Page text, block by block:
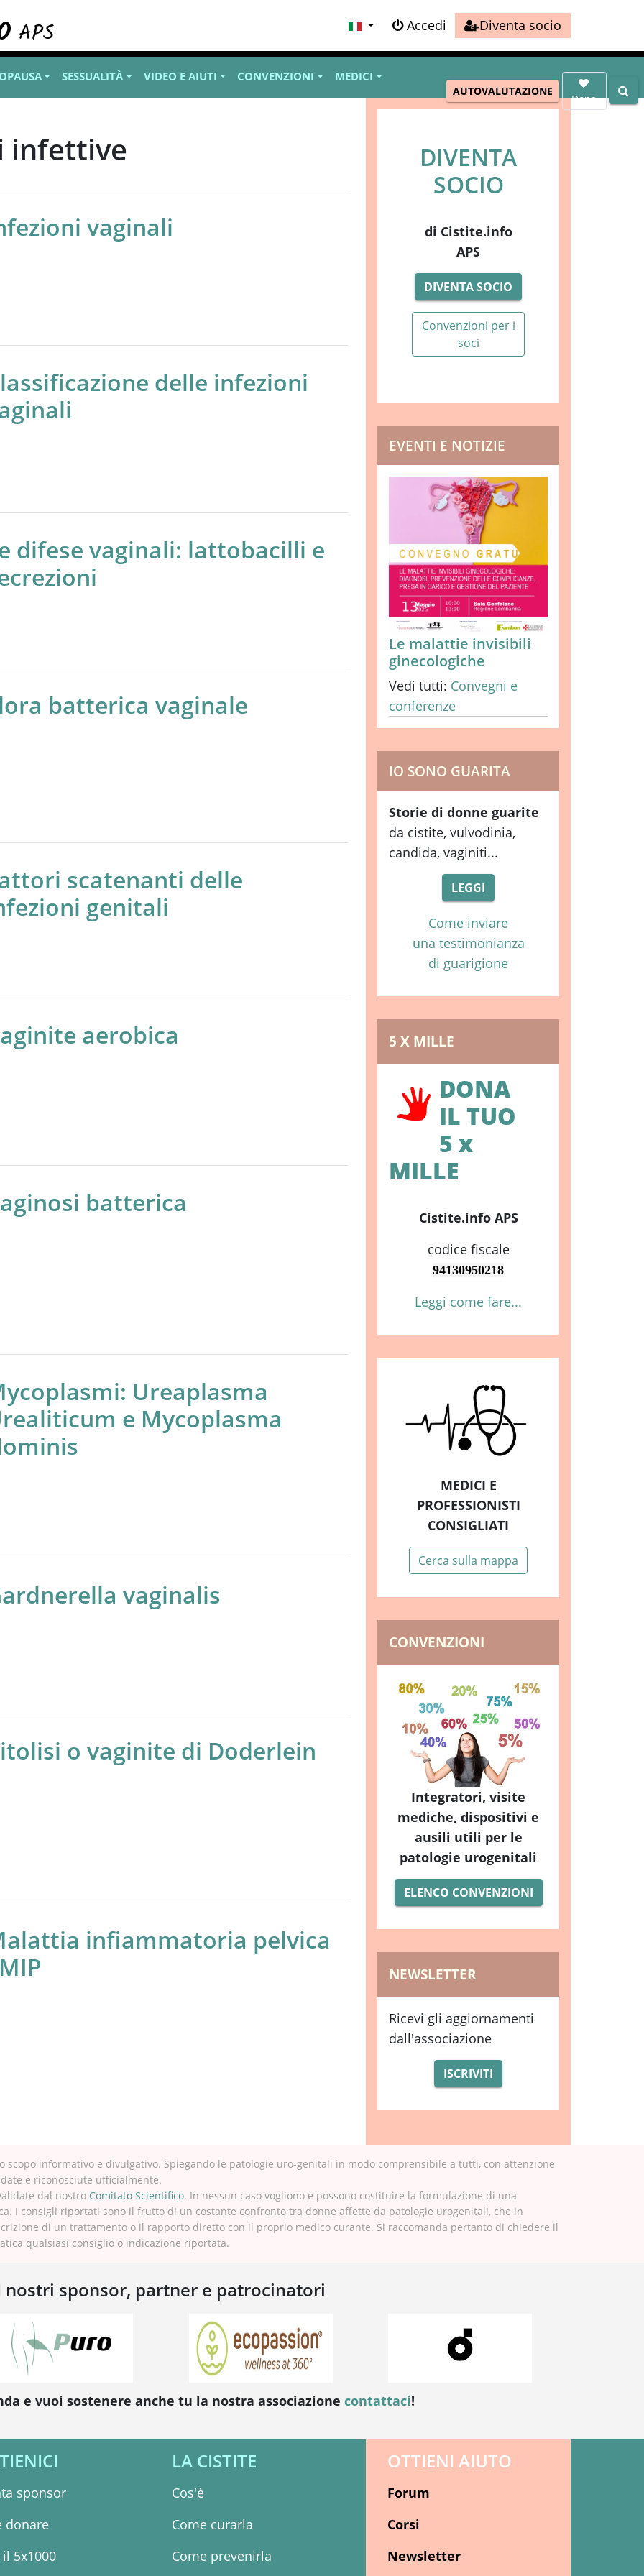
Accedi Diventa socio
SESSUALITÀ VIDEO E AIUTI CONVENZIONI MEDICI
AUTOVALUTAZIONE
Dona
infettive
vaginali
delle infezioni
difese vaginali: lattobacilli e
batterica vaginale
scatenanti delle
genitali
aerobica
batterica
Ureaplasma
e Mycoplasma
vaginalis
o vaginite di Doderlein
infiammatoria pelvica
DIVENTA
SOCIO
di Cistite.info
APS
DIVENTA SOCIO
Convenzioni per i
soci
EVENTI E NOTIZIE
Le malattie invisibili
ginecologiche
Vedi tutti: Convegni e
conferenze
IO SONO GUARITA
Storie di donne guarite
da cistite, vulvodinia,
candida, vaginiti...
LEGGI
Come inviare
una testimonianza
di guarigione
5 X MILLE
DONA
IL TUO
5 x
MILLE
Cistite.info APS
codice fiscale
94130950218
Leggi come fare...
MEDICI E
PROFESSIONISTI
CONSIGLIATI
Cerca sulla mappa
CONVENZIONI
Integratori, visite
mediche, dispositivi e
ausili utili per le
patologie urogenitali
ELENCO CONVENZIONI
NEWSLETTER
Ricevi gli aggiornamenti
dall'associazione
ISCRIVITI
scopo informativo e divulgativo. Spiegando le patologie uro-genitali in modo comprensibile a tutti, con attenzione
e riconosciute ufficialmente.
dal nostro Comitato Scientifico. In nessun caso vogliono e possono costituire la formulazione di una
I consigli riportati sono il frutto di un costante confronto tra donne affette da patologie urogenitali, che in
di un trattamento o il rapporto diretto con il proprio medico curante. Si raccomanda pertanto di chiedere il
qualsiasi consiglio o indicazione riportata.
nostri sponsor, partner e patrocinatori
e vuoi sostenere anche tu la nostra associazione contattaci!
sponsor
donare
5x1000
LA CISTITE
Cos'è
Come curarla
Come prevenirla
OTTIENI AIUTO
Forum
Corsi
Newsletter